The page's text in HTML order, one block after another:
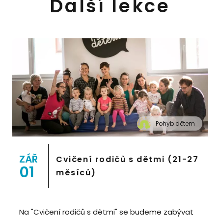
Další lekce
" alt="Cvičení pro děti "Pohyb dětem", Praha 2,
Prostor 8">
Pohyb dětem
ZÁŘ
01
Cvičení rodičů s dětmi (21-27
měsíců)
Na "Cvičení rodičů s dětmi" se budeme zabývat